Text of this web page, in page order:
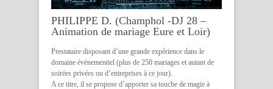
PHILIPPE D. (Champhol -DJ 28 –
Animation de mariage Eure et Loir)
Prestataire disposant d’une grande expérience dans le
domaine évènementiel (plus de 250 mariages et autant de
soirées privées ou d’entreprises à ce jour).
A ce titre, il se propose d’apporter sa touche de magie à